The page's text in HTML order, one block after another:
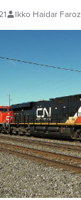
Ikko Haidar